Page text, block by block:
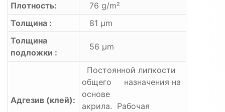
Плотность:
76 g/m²
Толщина :
81 μm
Толщина
подложки :
56 μm
Адгезив (клей):
Постоянной липкости
общего назначения на
основе
акрила. Рабочая